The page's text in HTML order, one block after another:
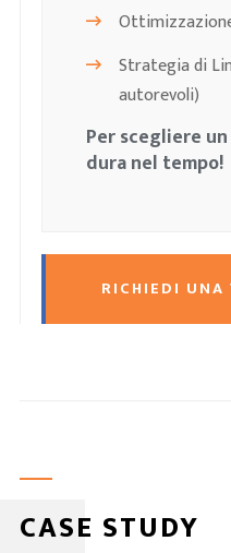
Strategia di
autorevoli)
Per scegliere
dura nel tempo!
RICHIEDI
CASE STUDY